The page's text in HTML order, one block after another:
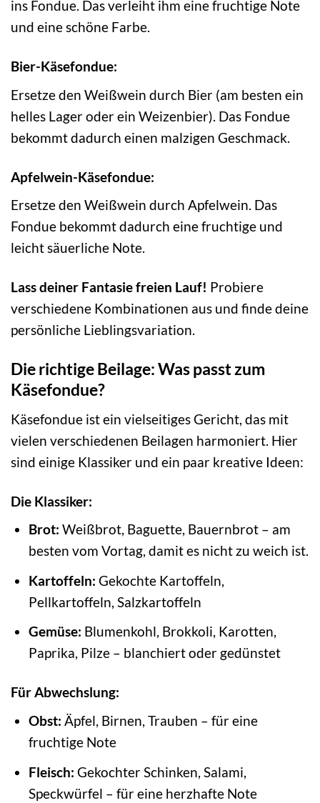
ins Fondue. Das verleiht ihm eine fruchtige Note
und eine schöne Farbe.
Bier-Käsefondue:
Ersetze den Weißwein durch Bier (am besten ein
helles Lager oder ein Weizenbier). Das Fondue
bekommt dadurch einen malzigen Geschmack.
Apfelwein-Käsefondue:
Ersetze den Weißwein durch Apfelwein. Das
Fondue bekommt dadurch eine fruchtige und
leicht säuerliche Note.
Lass deiner Fantasie freien Lauf! Probiere
verschiedene Kombinationen aus und finde deine
persönliche Lieblingsvariation.
Die richtige Beilage: Was passt zum
Käsefondue?
Käsefondue ist ein vielseitiges Gericht, das mit
vielen verschiedenen Beilagen harmoniert. Hier
sind einige Klassiker und ein paar kreative Ideen:
Die Klassiker:
Brot: Weißbrot, Baguette, Bauernbrot – am
besten vom Vortag, damit es nicht zu weich ist.
Kartoffeln: Gekochte Kartoffeln,
Pellkartoffeln, Salzkartoffeln
Gemüse: Blumenkohl, Brokkoli, Karotten,
Paprika, Pilze – blanchiert oder gedünstet
Für Abwechslung:
Obst: Äpfel, Birnen, Trauben – für eine
fruchtige Note
Fleisch: Gekochter Schinken, Salami,
Speckwürfel – für eine herzhafte Note